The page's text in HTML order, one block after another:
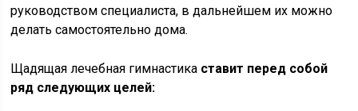
руководством специалиста, в дальнейшем их можно
делать самостоятельно дома.
Щадящая лечебная гимнастика ставит перед собой
ряд следующих целей: